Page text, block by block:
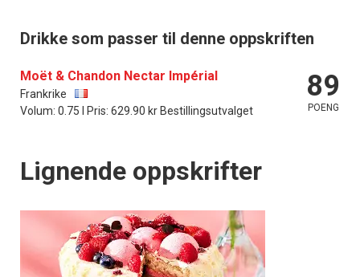
Drikke som passer til denne oppskriften
Moët & Chandon Nectar Impérial
Frankrike
Volum: 0.75 l Pris: 629.90 kr Bestillingsutvalget
89
POENG
Lignende oppskrifter